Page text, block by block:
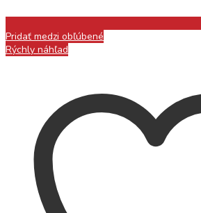
Pridať medzi obľúbené
Rýchly náhľad